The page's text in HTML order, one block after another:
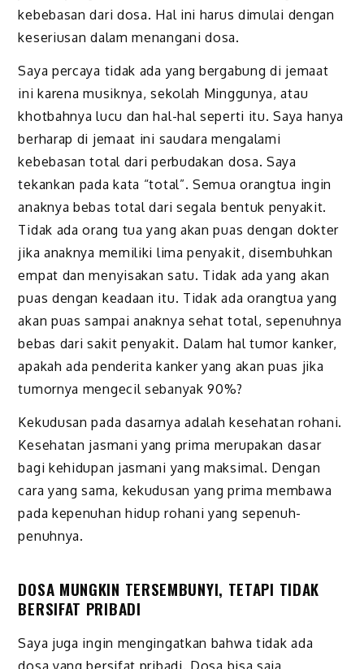
kebebasan dari dosa. Hal ini harus dimulai dengan
keseriusan dalam menangani dosa.
Saya percaya tidak ada yang bergabung di jemaat
ini karena musiknya, sekolah Minggunya, atau
khotbahnya lucu dan hal-hal seperti itu. Saya hanya
berharap di jemaat ini saudara mengalami
kebebasan total dari perbudakan dosa. Saya
tekankan pada kata “total”. Semua orangtua ingin
anaknya bebas total dari segala bentuk penyakit.
Tidak ada orang tua yang akan puas dengan dokter
jika anaknya memiliki lima penyakit, disembuhkan
empat dan menyisakan satu. Tidak ada yang akan
puas dengan keadaan itu. Tidak ada orangtua yang
akan puas sampai anaknya sehat total, sepenuhnya
bebas dari sakit penyakit. Dalam hal tumor kanker,
apakah ada penderita kanker yang akan puas jika
tumornya mengecil sebanyak 90%?
Kekudusan pada dasarnya adalah kesehatan rohani.
Kesehatan jasmani yang prima merupakan dasar
bagi kehidupan jasmani yang maksimal. Dengan
cara yang sama, kekudusan yang prima membawa
pada kepenuhan hidup rohani yang sepenuh-
penuhnya.
DOSA MUNGKIN TERSEMBUNYI, TETAPI TIDAK
BERSIFAT PRIBADI
Saya juga ingin mengingatkan bahwa tidak ada
dosa yang bersifat pribadi. Dosa bisa saja